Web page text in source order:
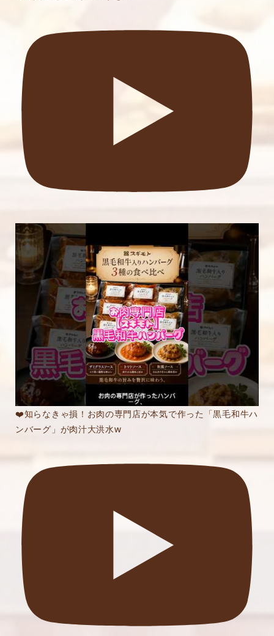
❤️知らなきゃ損！お肉の専門店が本気で作った「黒毛和牛ハ
ンバーグ」が肉汁大洪水w